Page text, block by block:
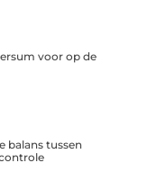
voor op de
balans tussen